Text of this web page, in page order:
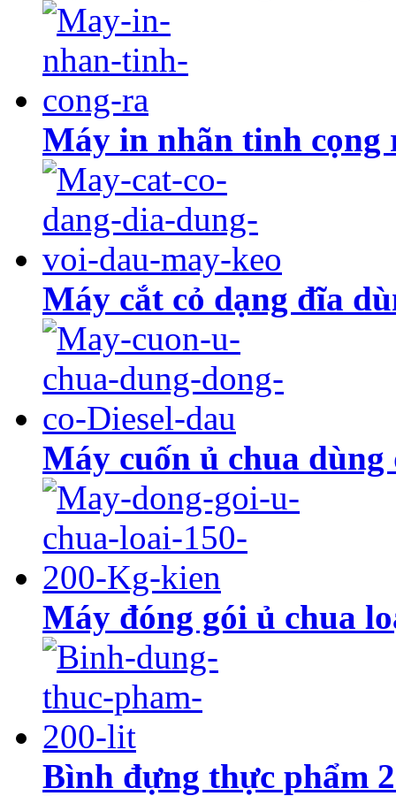
Máy in nhãn tinh cọng
Máy cắt cỏ dạng đĩa
Máy cuốn ủ chua dùng
Máy đóng gói ủ chua
Bình đựng thực phẩm